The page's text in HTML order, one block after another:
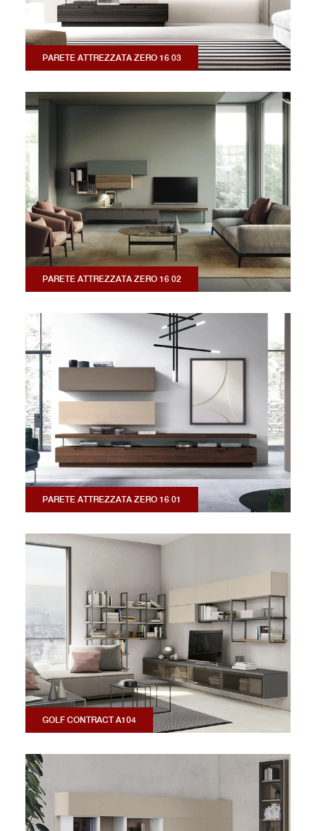
PARETE ATTREZZATA ZERO 16 03
PARETE ATTREZZATA ZERO 16 02
PARETE ATTREZZATA ZERO 16 01
GOLF CONTRACT A104